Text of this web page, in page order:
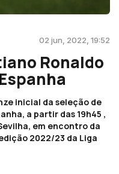
02 jun, 2022, 19:52
Ronaldo
inicial da seleção de
a partir das 19h45 ,
em encontro da
2022/23 da Liga